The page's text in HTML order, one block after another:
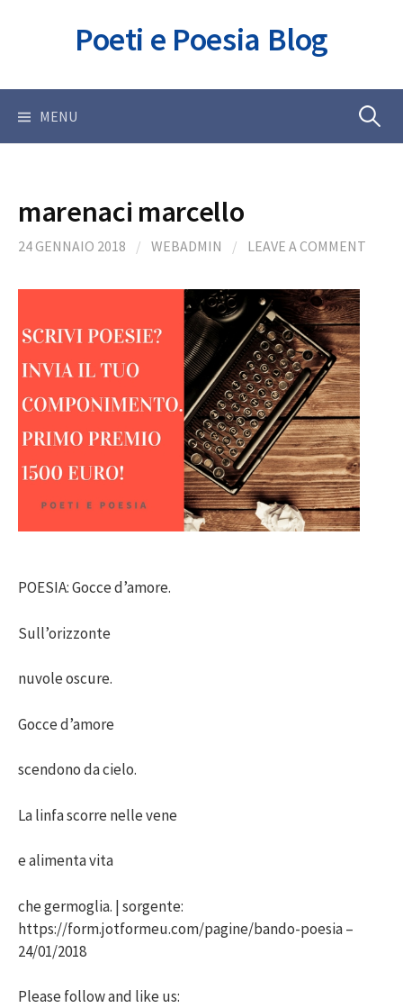
Poeti e Poesia Blog
MENU Ricerca
marenaci marcello
24 GENNAIO 2018 / WEBADMIN / LEAVE A COMMENT
POESIA: Gocce d’amore.
Sull’orizzonte
nuvole oscure.
Gocce d’amore
scendono da cielo.
La linfa scorre nelle vene
e alimenta vita
che germoglia. | sorgente:
https://form.jotformeu.com/pagine/bando-poesia –
24/01/2018
Please follow and like us: